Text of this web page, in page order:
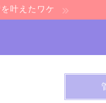
叶えたワケ